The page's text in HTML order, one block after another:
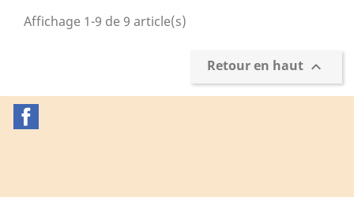
Affichage 1-9 de 9 article(s)
Retour en haut 